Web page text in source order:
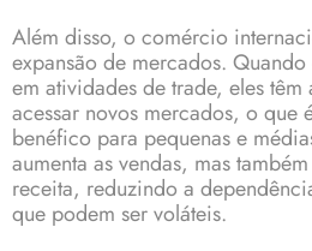
Além disso, o comércio
expansão de mercados.
em atividades de trade, eles
acessar novos mercados, o que
benéfico para pequenas e
aumenta as vendas, mas
receita, reduzindo a
que podem ser voláteis.